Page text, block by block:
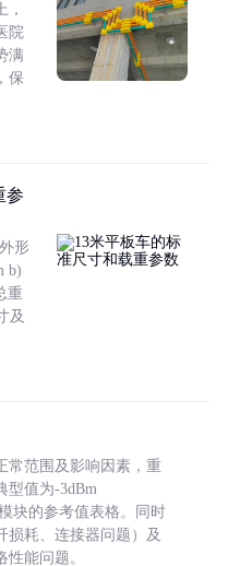
，
院
满
保
参
形
b)
重
及
常范围及影响因素，重
型值为-3dBm
块的参考值表格。同时
损耗、连接器问题）及
能问题。